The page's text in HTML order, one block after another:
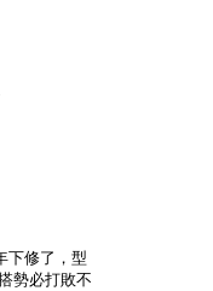
下修了，型
勢必打敗不